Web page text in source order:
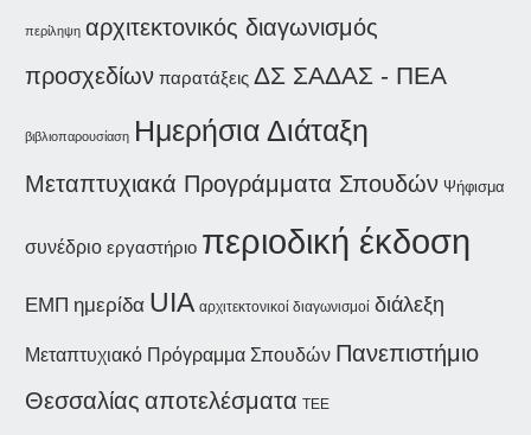
περίληψη αρχιτεκτονικός διαγωνισμός
προσχεδίων παρατάξεις ΔΣ ΣΑΔΑΣ - ΠΕΑ
βιβλιοπαρουσίαση Ημερήσια Διάταξη
Μεταπτυχιακά Προγράμματα Σπουδών Ψήφισμα
συνέδριο εργαστήριο περιοδική έκδοση
ΕΜΠ ημερίδα UIA αρχιτεκτονικοί διαγωνισμοί διάλεξη
Μεταπτυχιακό Πρόγραμμα Σπουδών Πανεπιστήμιο
Θεσσαλίας αποτελέσματα ΤΕΕ